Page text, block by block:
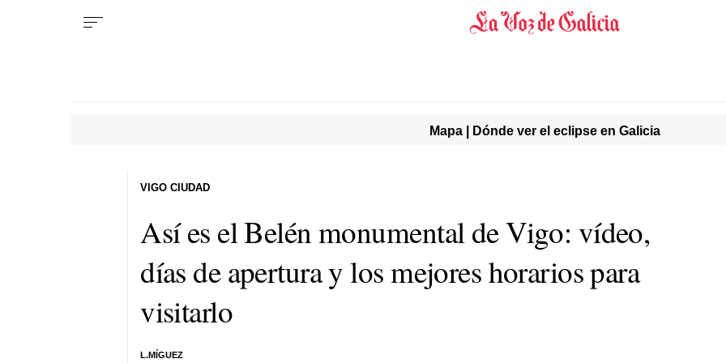
Mapa | Dónde ver el eclipse en Galicia
Así es el Belén monumental de Vigo: vídeo,
días de apertura y los mejores horarios para
visitarlo
L.MÍGUEZ
VIGO CIUDAD